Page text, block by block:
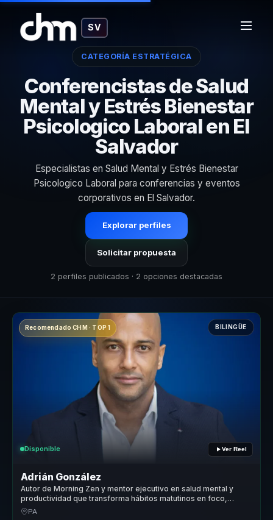
SV
CATEGORÍA ESTRATÉGICA
Conferencistas de Salud
Mental y Estrés Bienestar
Psicologico Laboral en El
Salvador
Especialistas en Salud Mental y Estrés Bienestar
Psicologico Laboral para conferencias y eventos
corporativos en El Salvador.
Explorar perfiles
Solicitar propuesta
2 perfiles publicados · 2 opciones destacadas
Recomendado CHM · TOP 1 BILINGÜE
Disponible Ver Reel
Adrián González
Autor de Morning Zen y mentor ejecutivo en salud mental y
productividad que transforma hábitos matutinos en foco,
energía y rendimiento para líderes y equipos.
PA